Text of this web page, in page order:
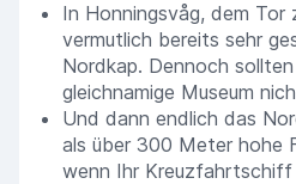
In Honningsvåg, dem Tor
vermutlich bereits sehr
Nordkap. Dennoch
gleichnamige Museum
Und dann endlich das
als über 300 Meter hohe
wenn Ihr Kreuzfahrtschiff